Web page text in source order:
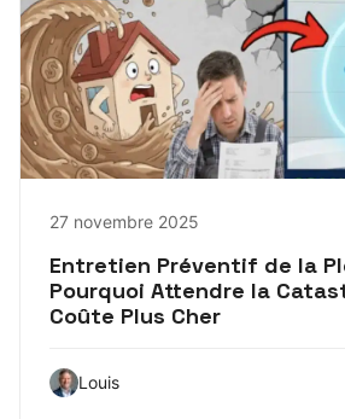
27 novembre 2025
Entretien Préventif de la
Pourquoi Attendre la
Coûte Plus Cher
Louis